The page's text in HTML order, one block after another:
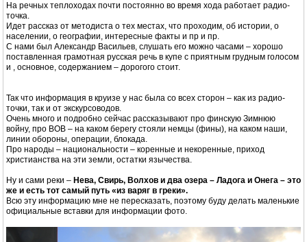
На речных теплоходах почти постоянно во время хода работает радио-
точка.
Идет рассказ от методиста о тех местах, что проходим, об истории, о
населении, о географии, интересные факты и пр и пр.
С нами был Александр Васильев, слушать его можно часами – хорошо
поставленная грамотная русская речь в купе с приятным грудным голосом
и , основное, содержанием – дорогого стоит.
Так что информация в круизе у нас была со всех сторон – как из радио-
точки, так и от экскурсоводов.
Очень много и подробно сейчас рассказывают про финскую Зимнюю
войну, про ВОВ – на каком берегу стояли немцы (фины), на каком наши,
линии обороны, операции, блокада.
Про народы – национальности – коренные и некоренные, приход
христианства на эти земли, остатки язычества.
Ну и сами реки – Нева, Свирь, Волхов и два озера – Ладога и Онега – это
же и есть тот самый путь «из варяг в греки».
Всю эту информацию мне не пересказать, поэтому буду делать маленькие
официальные вставки для информации фото.